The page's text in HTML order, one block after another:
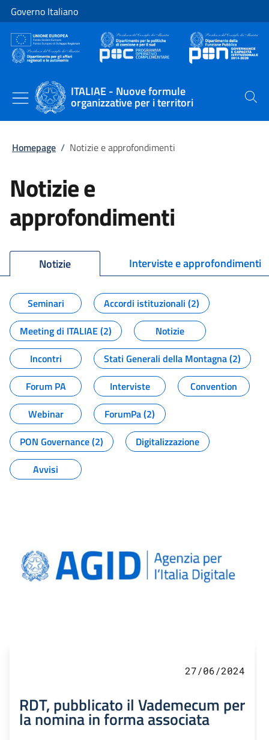
Vai al contenuto
Vai alla navigazione del sito
Governo Italiano
ITALIAE - Nuove formule
organizzative per i territori Cerca
Homepage / Notizie e approfondimenti
Notizie e
approfondimenti
Notizie Interviste e approfondimenti
Seminari
Accordi istituzionali (2)
Meeting di ITALIAE (2)
Notizie
Incontri
Stati Generali della Montagna (2)
Forum PA
Interviste
Convention
Webinar
ForumPa (2)
PON Governance (2)
Digitalizzazione
Avvisi
27/06/2024
RDT, pubblicato il Vademecum per
la nomina in forma associata